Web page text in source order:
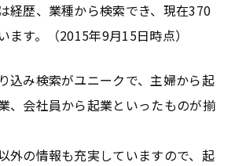
経歴、業種から検索でき、現在370
ます。（2015年9月15日時点）
込み検索がユニークで、主婦から起
、会社員から起業といったものが揃
外の情報も充実していますので、起